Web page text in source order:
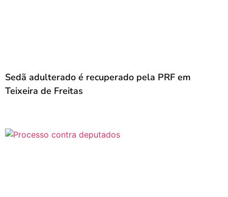
Sedã adulterado é recuperado pela PRF em
Teixeira de Freitas